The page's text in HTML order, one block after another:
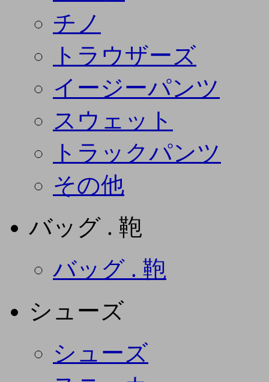
チノ
トラウザーズ
イージーパンツ
スウェット
トラックパンツ
その他
バッグ . 鞄
バッグ . 鞄
シューズ
シューズ